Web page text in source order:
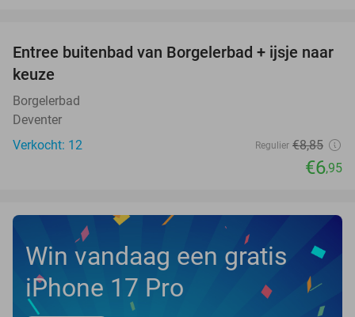
21%
TODAY
Entree buitenbad van Borgelerbad + ijsje naar
keuze
Borgelerbad
Deventer
Verkocht: 12
Regulier €8,85
€6,95
Win vandaag een gratis
iPhone 17 Pro